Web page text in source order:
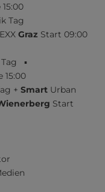
Tag
Graz Start 09:00
▪
15:00
+ Smart Urban
Start